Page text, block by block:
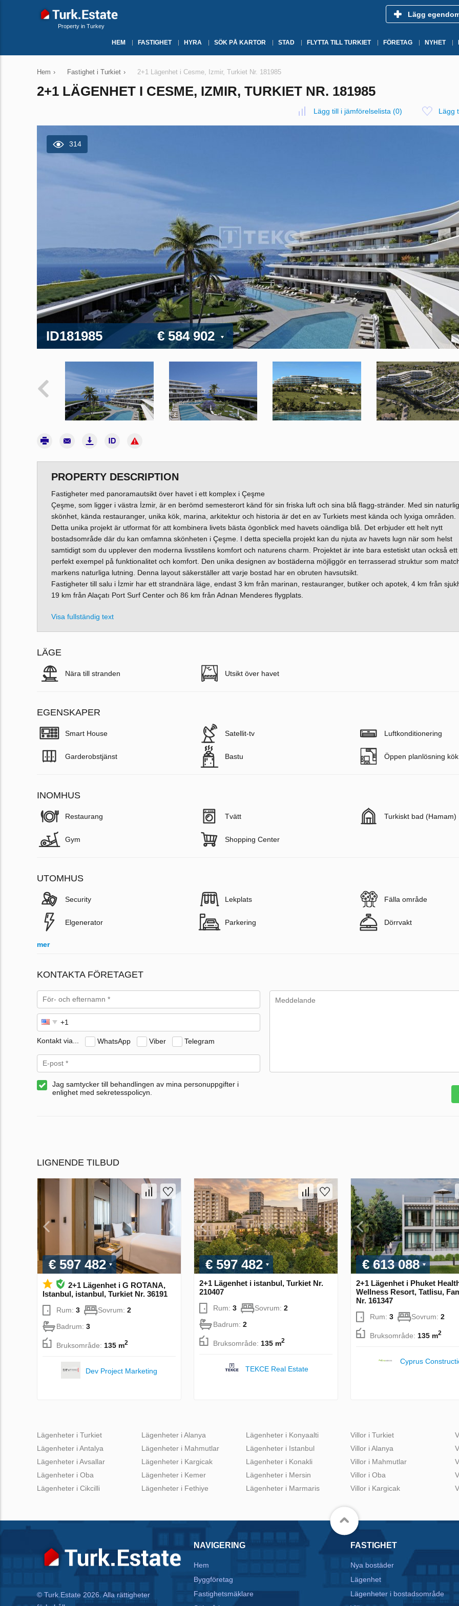
Property in Turkey
Lägg
HEM FASTIGHET HYRA SÖK PÅ KARTOR STAD FLYTTA TILL TURKIET FÖRETAG NYHET
Hem › Fastighet i Turkiet › 2+1 Lägenhet i Cesme, Izmir, Turkiet Nr. 181985
2+1 LÄGENHET I CESME, IZMIR, TURKIET NR. 181985
Lägg till i jämförelselista (0) Lägg
314
ID181985 € 584 902
PROPERTY DESCRIPTION
Fastigheter med panoramautsikt över havet i ett komplex i Çeşme
Çeşme, som ligger i västra İzmir, är en berömd semesterort känd för sin friska luft och sina blå flagg-stränder. Med sin
skönhet, kända restauranger, unika kök, marina, arkitektur och historia är det en av Turkiets mest kända och lyxiga områden.
Detta unika projekt är utformat för att kombinera livets bästa ögonblick med havets oändliga blå. Det erbjuder ett helt nytt
bostadsområde där du kan omfamna skönheten i Çeşme. I detta speciella projekt kan du njuta av havets lugn när som helst
samtidigt som du upplever den moderna livsstilens komfort och naturens charm. Projektet är inte bara estetiskt utan också ett
perfekt exempel på funktionalitet och komfort. Den unika designen av bostäderna möjliggör en terrasserad struktur som
markens naturliga lutning. Denna layout säkerställer att varje bostad har en obruten havsutsikt.
Fastigheter till salu i İzmir har ett strandnära läge, endast 3 km från marinan, restauranger, butiker och apotek, 4 km från
19 km från Alaçatı Port Surf Center och 86 km från Adnan Menderes flygplats.
Visa fullständig text
LÄGE
Nära till stranden Utsikt över havet
EGENSKAPER
Smart House Satellit-tv Luftkonditionering
Garderobstjänst Bastu Öppen planlösning kök
INOMHUS
Restaurang Tvätt Turkiskt bad (Hamam)
Gym Shopping Center
UTOMHUS
Security Lekplats Fälla område
Elgenerator Parkering Dörrvakt
mer
KONTAKTA FÖRETAGET
Kontakt via... WhatsApp Viber Telegram
Jag samtycker till behandlingen av mina personuppgifter i
enlighet med sekretesspolicyn.
LIGNENDE TILBUD
€ 597 482
2+1 Lägenhet i G ROTANA,
Istanbul, istanbul, Turkiet Nr. 36191
Rum: 3 Sovrum: 2
Badrum: 3
Bruksområde: 135 m2
Dev Project Marketing
€ 597 482
2+1 Lägenhet i istanbul, Turkiet Nr.
210407
Rum: 3 Sovrum: 2
Badrum: 2
Bruksområde: 135 m2
TEKCE Real Estate
€ 613 088
2+1 Lägenhet i Phuket
Wellness Resort, Tatlisu,
Nr. 161347
Rum: 3 Sovrum: 2
Bruksområde: 135 m2
Cyprus
Lägenheter i Turkiet
Lägenheter i Antalya
Lägenheter i Avsallar
Lägenheter i Oba
Lägenheter i Cikcilli
Lägenheter i Alanya
Lägenheter i Mahmutlar
Lägenheter i Kargicak
Lägenheter i Kemer
Lägenheter i Fethiye
Lägenheter i Konyaalti
Lägenheter i Istanbul
Lägenheter i Konakli
Lägenheter i Mersin
Lägenheter i Marmaris
Villor i Turkiet
Villor i Alanya
Villor i Mahmutlar
Villor i Oba
Villor i Kargicak
© Turk.Estate 2026. Alla rättigheter
NAVIGERING
Hem
Byggföretag
Fastighetsmäklare
FASTIGHET
Nya bostäder
Lägenhet
Lägenheter i bostadsområde